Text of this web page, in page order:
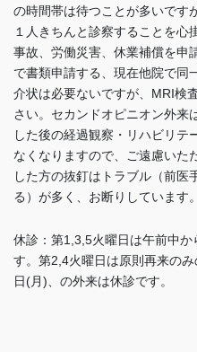
の時間帯は待つことが多いです
１人きちんと診察することを心
事故、労働災害、休業補償を申
で書類申請する、現在他院で同
介状は必要ないですが、MRI検
さい。セカンドオピニオン外来
した後の経過観察・リハビリテ
なくなりますので、ご遠慮いた
した方の抜釘はトラブル（前医
る）が多く、お断りしています。
休診：第1,3,5火曜日は午前中
す。 第2,4火曜日は原則再来の
日(月)、の外来は休診です。